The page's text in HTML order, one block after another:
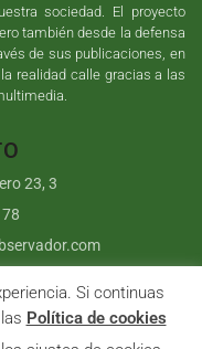
sociedad. El proyecto
también desde la defensa
de sus publicaciones, en
realidad calle gracias a las
23, 3
| Sumurdigital Diseño web
Si continuas
Política de cookies